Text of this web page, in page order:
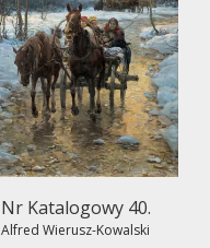
Nr Katalogowy 40.
Alfred Wierusz-Kowalski